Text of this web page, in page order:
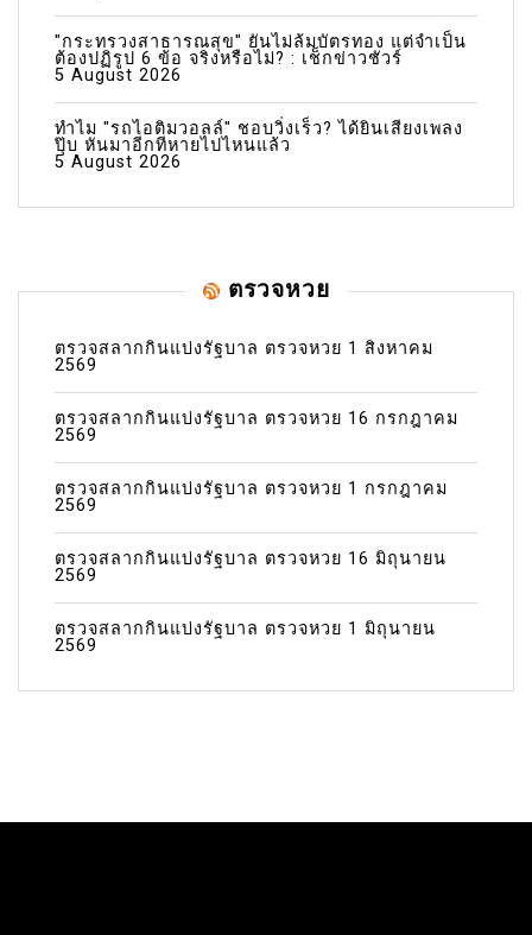
"กระทรวงสาธารณสุข" ยันไม่ล้มบัตรทอง แต่จำเป็น
ต้องปฏิรูป 6 ข้อ จริงหรือไม่? : เช็กข่าวชัวร์
5 August 2026
ทำไม "รถไอติมวอลล์" ชอบวิ่งเร็ว? ได้ยินเสียงเพลง
ปุ๊บ หันมาอีกทีหายไปไหนแล้ว
5 August 2026
ตรวจหวย
ตรวจสลากกินแบ่งรัฐบาล ตรวจหวย 1 สิงหาคม
2569
ตรวจสลากกินแบ่งรัฐบาล ตรวจหวย 16 กรกฎาคม
2569
ตรวจสลากกินแบ่งรัฐบาล ตรวจหวย 1 กรกฎาคม
2569
ตรวจสลากกินแบ่งรัฐบาล ตรวจหวย 16 มิถุนายน
2569
ตรวจสลากกินแบ่งรัฐบาล ตรวจหวย 1 มิถุนายน
2569